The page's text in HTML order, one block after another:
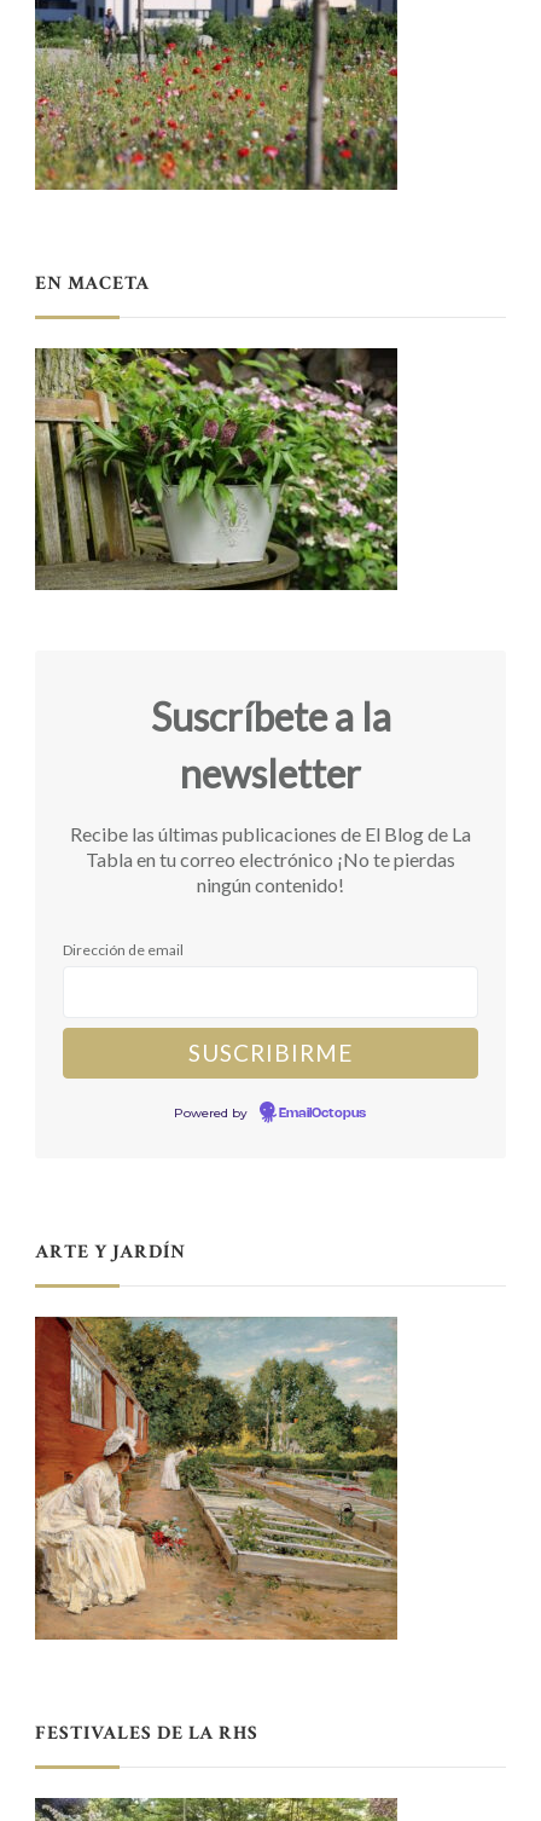
EN MACETA
Suscríbete a la
newsletter
Recibe las últimas publicaciones de El Blog de La
Tabla en tu correo electrónico ¡No te pierdas
ningún contenido!
Dirección de email
Powered by EmailOctopus
ARTE Y JARDÍN
FESTIVALES DE LA RHS